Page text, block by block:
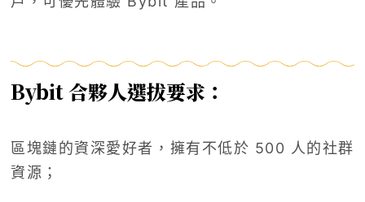
Bybit 合夥人選拔要求：
區塊鏈的資深愛好者，擁有不低於 500 人的社群
資源；